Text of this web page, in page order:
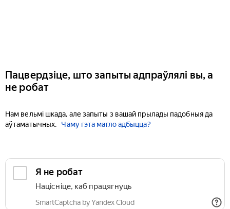
Пацвердзіце, што запыты адпраўлялі вы, а
не робат
Нам вельмі шкада, але запыты з вашай прылады падобныя да
аўтаматычных.
Чаму гэта магло адбыцца?
Я не робат
Націсніце, каб працягнуць
SmartCaptcha by Yandex Cloud